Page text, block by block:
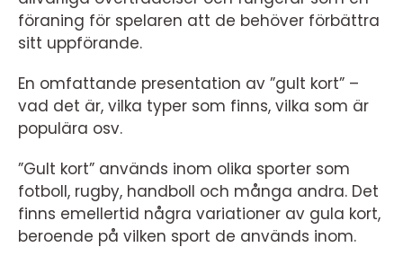
föraning för spelaren att de behöver förbättra
sitt uppförande.
En omfattande presentation av ”gult kort” –
vad det är, vilka typer som finns, vilka som är
populära osv.
”Gult kort” används inom olika sporter som
fotboll, rugby, handboll och många andra. Det
finns emellertid några variationer av gula kort,
beroende på vilken sport de används inom.